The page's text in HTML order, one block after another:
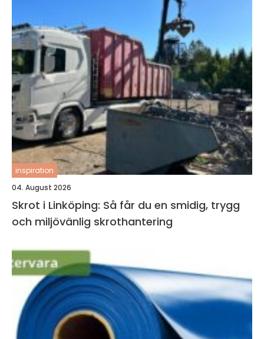
inspiration
04. August 2026
Skrot i Linköping: Så får du en smidig, trygg
och miljövänlig skrothantering